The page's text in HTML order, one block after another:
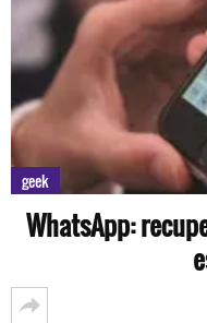
geek
WhatsApp: